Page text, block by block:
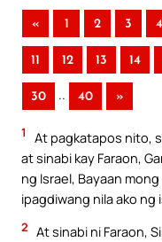
« 1 2 3 4
11 12 13 14
30 .. 40 »
1
At pagkatapos nito,
at sinabi kay Faraon,
ng Israel, Bayaan
ipagdiwang nila ako ng
2 At sinabi ni Faraon,